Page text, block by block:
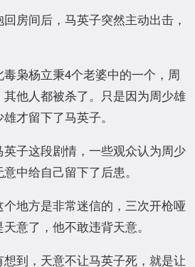
房间后，马英子突然主动出击，
枭杨立秉4个老婆中的一个，周
他人都被杀了。只是因为周少雄
才留下了马英子。
子这段剧情，一些观众认为周少
中给自己留下了后患。
地方是非常迷信的，三次开枪哑
意了，他不敢违背天意。
到，天意不让马英子死，就是让